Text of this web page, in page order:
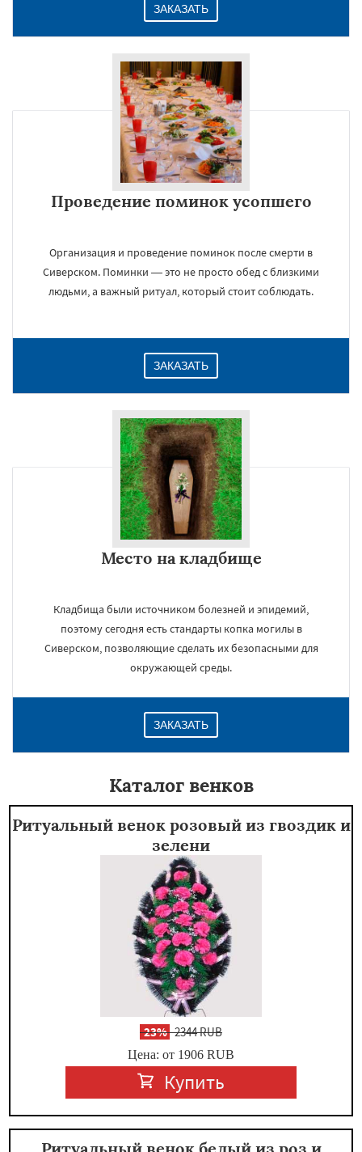
ЗАКАЗАТЬ
Проведение поминок усопшего
Организация и проведение поминок после смерти в
Сиверском. Поминки — это не просто обед с близкими
людьми, а важный ритуал, который стоит соблюдать.
ЗАКАЗАТЬ
Место на кладбище
Кладбища были источником болезней и эпидемий,
поэтому сегодня есть стандарты копка могилы в
Сиверском, позволяющие сделать их безопасными для
окружающей среды.
ЗАКАЗАТЬ
Каталог венков
Ритуальный венок розовый из гвоздик и
зелени
-23%2344 RUB
Цена: от 1906 RUB
Купить